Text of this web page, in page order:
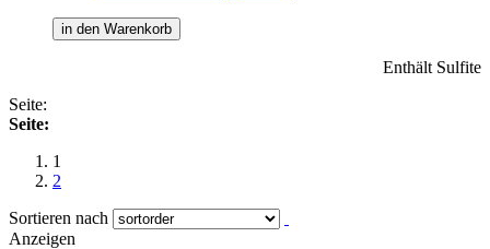
in den Warenkorb
Enthält Sulfite
Seite:
Seite:
1
2
Sortieren nach
Anzeigen